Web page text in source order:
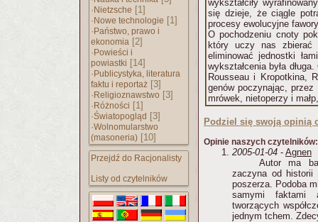
· Nietzsche [1]
· Nowe technologie [1]
· Państwo, prawo i
ekonomia [2]
· Powieści i
powiastki [14]
· Publicystyka, literatura
faktu i reportaż [3]
· Religioznawstwo [3]
· Różności [1]
·Światopogląd [3]
·Wolnomularstwo
(masoneria) [10]
Przejdź do Racjonalisty
Listy od czytelników
wykształciły
się dzieje, że ciągle
procesy ewolucyjne
O pochodzeniu cnoty
który uczy nas zbierać
eliminować jednostki
wykształcenia była
Rousseau i Kropotkina,
genów poczynając, przez
mrówek, nietoperzy i
Podziel się swoją opinią
Opinie naszych czytelników:
2005-01-04 - Agnen
Autor ma
zaczyna od historii
poszerza. Podoba
samymi faktami
tworzących
jednym tchem.